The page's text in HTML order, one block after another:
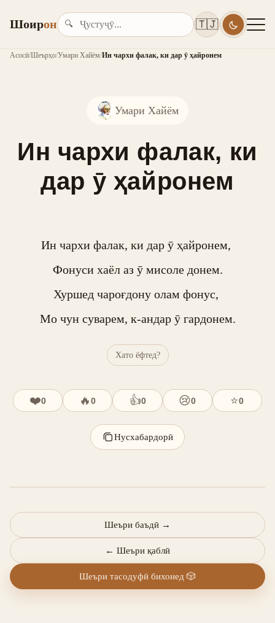
Шоирон 🔍 🇹🇯
Асосӣ/Шеърҳо/Умари Хайём/Ин чархи фалак, ки дар ӯ ҳайронем
Умари Хайём
Ин чархи фалак, ки
дар ӯ ҳайронем
Ин чархи фалак, ки дар ӯ ҳайронем,
Фонуси хаёл аз ӯ мисоле донем.
Хуршед чароғдону олам фонус,
Мо чун суварем, к-андар ӯ гардонем.
Хато ёфтед?
❤️0 🔥0 👍0 😢0 ⭐0
Нусхабардорӣ
← Шеъри қаблӣ
Шеъри баъдӣ →
Шеъри тасодуфӣ бихонед 🎲